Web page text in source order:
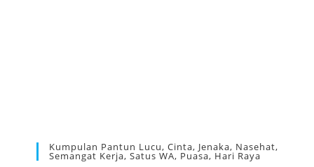
Kumpulan Pantun Lucu, Cinta, Jenaka, Nasehat,
Semangat Kerja, Satus WA, Puasa, Hari Raya